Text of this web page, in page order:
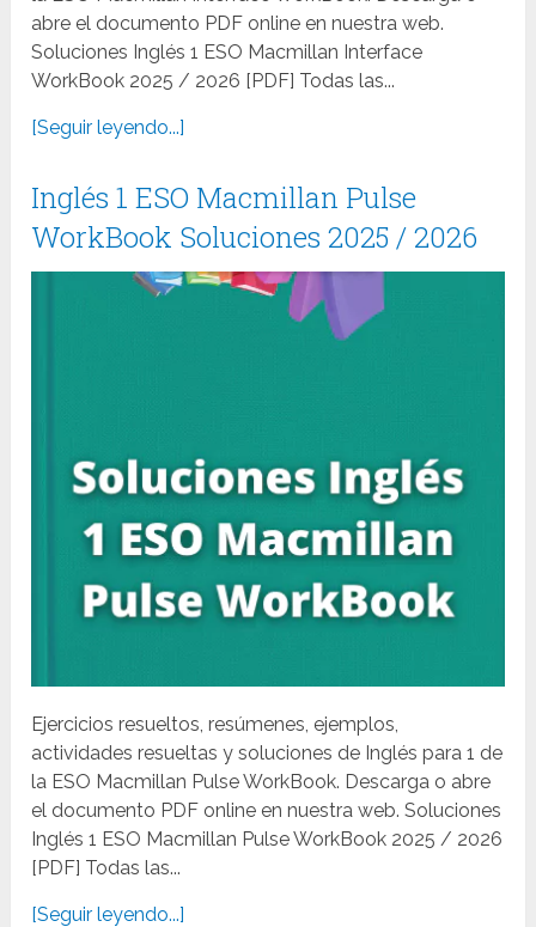
abre el documento PDF online en nuestra web.
Soluciones Inglés 1 ESO Macmillan Interface
WorkBook 2025 / 2026 [PDF] Todas las...
[Seguir leyendo...]
Inglés 1 ESO Macmillan Pulse
WorkBook Soluciones 2025 / 2026
Ejercicios resueltos, resúmenes, ejemplos,
actividades resueltas y soluciones de Inglés para 1 de
la ESO Macmillan Pulse WorkBook. Descarga o abre
el documento PDF online en nuestra web. Soluciones
Inglés 1 ESO Macmillan Pulse WorkBook 2025 / 2026
[PDF] Todas las...
[Seguir leyendo...]